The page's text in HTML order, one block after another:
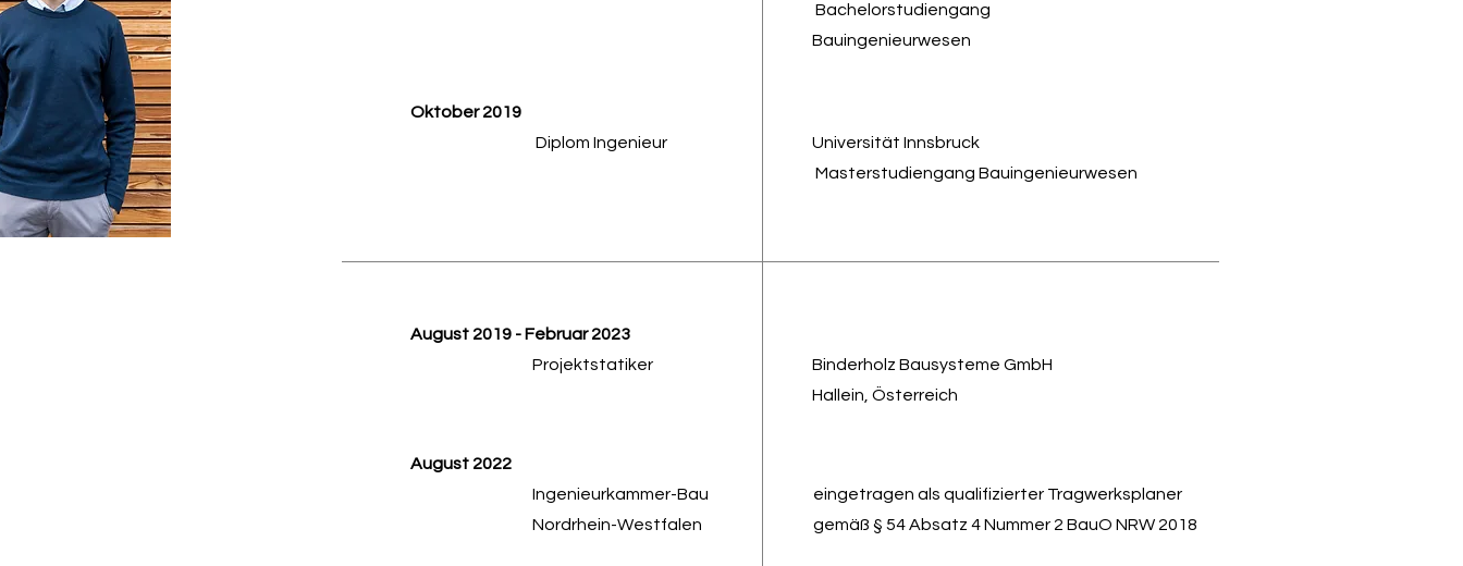
Oktober 2019
Diplom Ingenieur
August 2019 - Februar 2023
Projektstatiker
August 2022
Ingenieurkammer-Bau
Nordrhein-Westfalen
Bachelorstudiengang
Bauingenieurwesen
Universität Innsbruck
Masterstudiengang Bauingenieurwesen
Binderholz Bausysteme GmbH
Hallein, Österreich
eingetragen als qualifizierter Tragwerksplaner
gemäß § 54 Absatz 4 Nummer 2 BauO NRW 2018